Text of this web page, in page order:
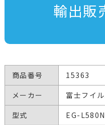
輸出販
商品番号
15363
メーカー
富士フイ
型式
EG-